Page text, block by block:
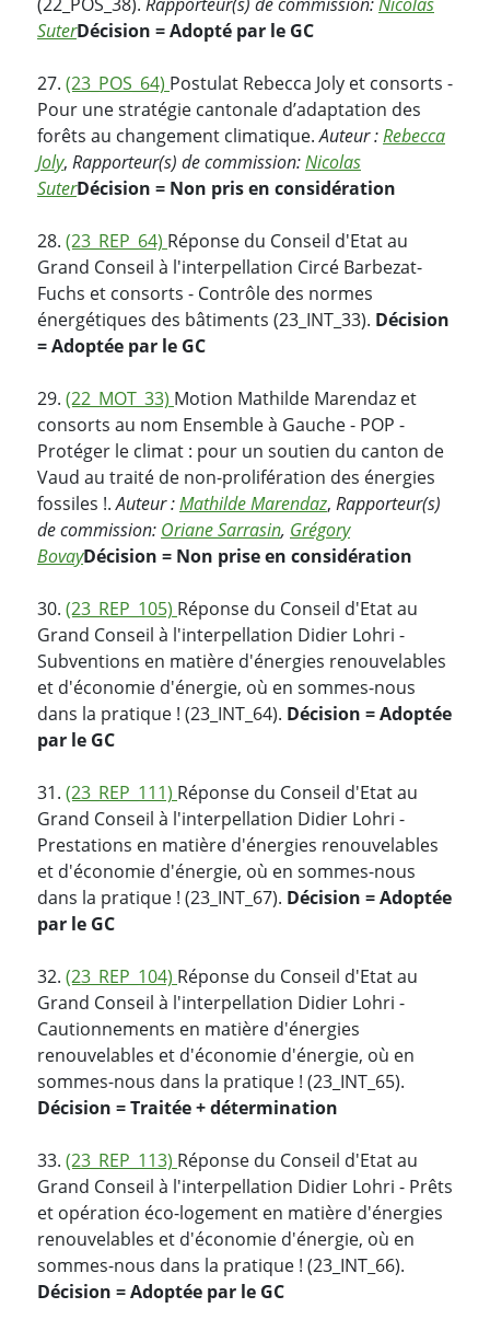
SuterDécision = Adopté par le GC
27. (23_POS_64) Postulat Rebecca Joly et consorts -
Pour une stratégie cantonale d’adaptation des
forêts au changement climatique.Auteur :Rebecca
Joly, Rapporteur(s) de commission:Nicolas
SuterDécision = Non pris en considération
28. (23_REP_64) Réponse du Conseil d'Etat au
Grand Conseil à l'interpellation Circé Barbezat-
Fuchs et consorts - Contrôle des normes
énergétiques des bâtiments (23_INT_33). Décision
= Adoptée par le GC
29. (22_MOT_33) Motion Mathilde Marendaz et
consorts au nom Ensemble à Gauche - POP -
Protéger le climat : pour un soutien du canton de
Vaud au traité de non-prolifération des énergies
fossiles !.Auteur :Mathilde Marendaz, Rapporteur(s)
de commission: Oriane Sarrasin, Grégory
BovayDécision = Non prise en considération
30. (23_REP_105) Réponse du Conseil d'Etat au
Grand Conseil à l'interpellation Didier Lohri -
Subventions en matière d'énergies renouvelables
et d'économie d'énergie, où en sommes-nous
dans la pratique ! (23_INT_64). Décision = Adoptée
par le GC
31. (23_REP_111) Réponse du Conseil d'Etat au
Grand Conseil à l'interpellation Didier Lohri -
Prestations en matière d'énergies renouvelables
et d'économie d'énergie, où en sommes-nous
dans la pratique ! (23_INT_67). Décision = Adoptée
par le GC
32. (23_REP_104) Réponse du Conseil d'Etat au
Grand Conseil à l'interpellation Didier Lohri -
Cautionnements en matière d'énergies
renouvelables et d'économie d'énergie, où en
sommes-nous dans la pratique ! (23_INT_65).
Décision = Traitée + détermination
33. (23_REP_113) Réponse du Conseil d'Etat au
Grand Conseil à l'interpellation Didier Lohri - Prêts
et opération éco-logement en matière d'énergies
renouvelables et d'économie d'énergie, où en
sommes-nous dans la pratique ! (23_INT_66).
Décision = Adoptée par le GC